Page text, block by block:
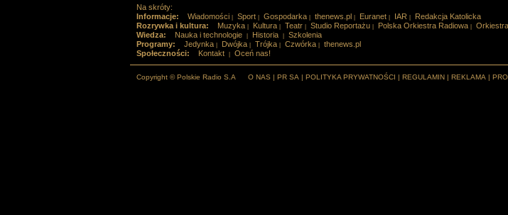
Na skróty:
Informacje:
Wiadomości Sport Gospodarka thenews.pl Euranet IAR
Redakcja Katolicka
Rozrywka i kultura:
Muzyka Kultura Teatr Studio Reportażu Polska Orkiestra Radiowa
Wiedza:
Nauka i technologie Historia
Szkolenia
Programy:
Jedynka Dwójka Trójka Czwórka
thenews.pl
Społeczności:
Kontakt Oceń nas!
Copyright © Polskie Radio S.A O NAS | PR SA | POLITYKA PRYWATNOŚCI | REGULAMIN | REKLAMA |